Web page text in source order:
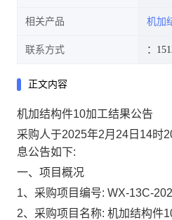
相关产品 机加
联系方式 ：
正文内容
机加结构件10加工结果公告
采购人于2025年2月24日14时
息公告如下:
一、项目概况
1、采购项目编号: WX-13C-
2、采购项目名称: 机加结构件